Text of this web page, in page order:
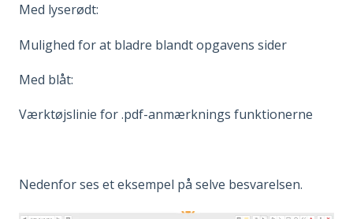
Med lyserødt:
Mulighed for at bladre blandt opgavens sider
Med blåt:
Værktøjslinie for .pdf-anmærknings funktionerne
Nedenfor ses et eksempel på selve besvarelsen.